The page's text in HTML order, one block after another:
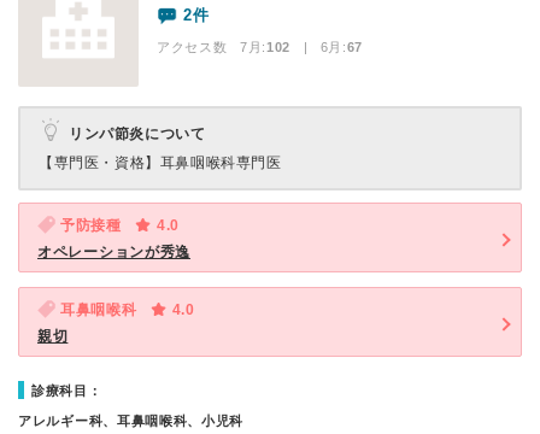
2件
アクセス数 7月:102 | 6月:67
リンパ節炎について
【専門医・資格】 耳鼻咽喉科専門医
予防接種
4.0
オペレーションが秀逸
耳鼻咽喉科
4.0
親切
診療科目：
アレルギー科、耳鼻咽喉科、小児科